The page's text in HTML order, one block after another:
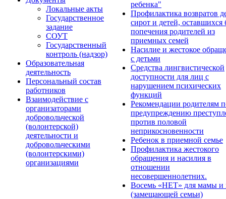
Локальные акты
Государственное
задание
СОУТ
Государственный
контроль (надзор)
Образовательная
деятельность
Персональный состав
работников
Взаимодействие с
организаторами
добровольческой
(волонтерской)
деятельности и
добровольческими
(волонтерскими)
организациями
ребенка"
Профилактика возвратов
сирот и детей, оставшихся
попечения родителей из
приемных семей
Насилие и жестокое
с детьми
Средства лингвистической
доступности для лиц с
нарушением психических
функций
Рекомендации родителям
предупреждению
против половой
неприкосновенности
Ребенок в приемной семье
Профилактика жестокого
обращения и насилия в
отношении
несовершеннолетних.
Восемь «НЕТ» для мамы и
(замещающей семьи)